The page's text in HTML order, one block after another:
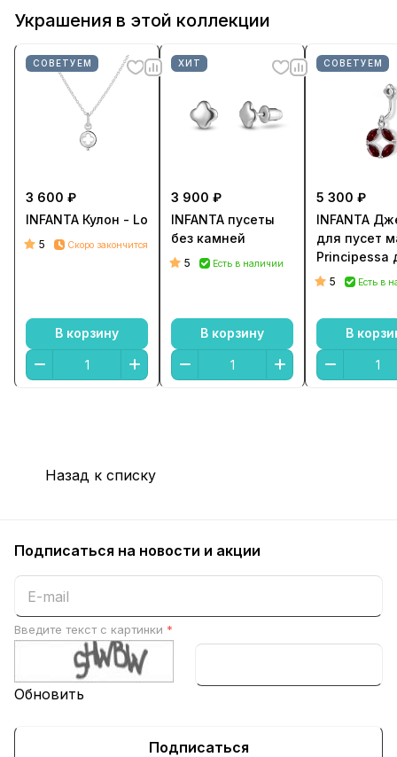
Украшения в этой коллекции
СОВЕТУЕМ
3 600 ₽
INFANTA Кулон - Lo
5 Скоро закончится
В корзину
ХИТ
3 900 ₽
INFANTA пусеты
без камней
5 Есть в наличии
В корзину
СОВЕТУЕМ
5 300 ₽
INFANTA
для пусет
Principessa
серег с
5 Есть в
В
Назад к списку
Подписаться на новости и акции
Введите текст с картинки *
Обновить
Подписаться